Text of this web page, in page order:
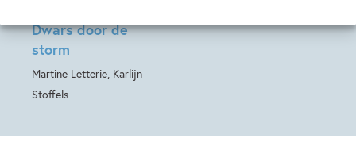
Dwars door de
storm
Martine Letterie, Karlijn
Stoffels